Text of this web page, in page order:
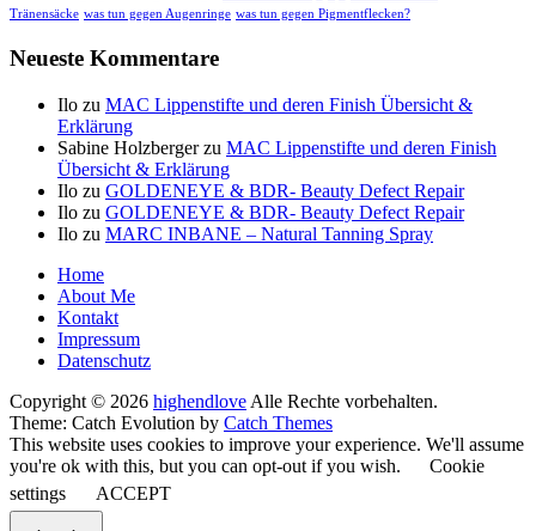
Tränensäcke was tun gegen Augenringe was tun gegen Pigmentflecken?
Neueste Kommentare
Ilo zu MAC Lippenstifte und deren Finish Übersicht &
Erklärung
Sabine Holzbergerzu MAC Lippenstifte und deren Finish
Übersicht & Erklärung
Ilo zu GOLDENEYE & BDR- Beauty Defect Repair
Ilo zu GOLDENEYE & BDR- Beauty Defect Repair
Ilo zu MARC INBANE – Natural Tanning Spray
Seitenfuß-
Menü
Home
About Me
Kontakt
Impressum
Datenschutz
Copyright © 2026 highendlove Alle Rechte vorbehalten.
Theme: Catch Evolution by Catch Themes
This website uses cookies to improve your experience. We'll assume
you're ok with this, but you can opt-out if you wish.
Cookie
settings
ACCEPT